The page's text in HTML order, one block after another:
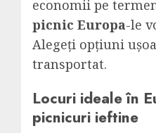
economii pe
picnic Europa-le
Alegeți opțiuni
transportat.
Locuri ideale în
picnicuri ieftine